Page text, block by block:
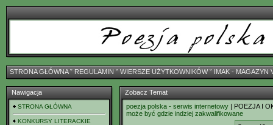
STRONA GŁÓWNAˇ REGULAMIN ˇ WIERSZE UŻYTKOWNIKÓWˇ IMAK - MAGAZYN
Nawigacja
STRONA GŁÓWNA
KONKURSY LITERACKIE
Zobacz Temat
poezja polska - serwis internetowy | POEZJA I
może być gdzie indziej zakwalifikowane